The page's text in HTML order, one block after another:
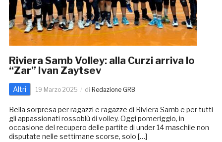
Riviera Samb Volley: alla Curzi arriva lo
“Zar” Ivan Zaytsev
Altri 19 Marzo 2025 di Redazione GRB
Bella sorpresa per ragazzi e ragazze di Riviera Samb e per tutti
gli appassionati rossoblù di volley. Oggi pomeriggio, in
occasione del recupero delle partite di under 14 maschile non
disputate nelle settimane scorse, solo […]